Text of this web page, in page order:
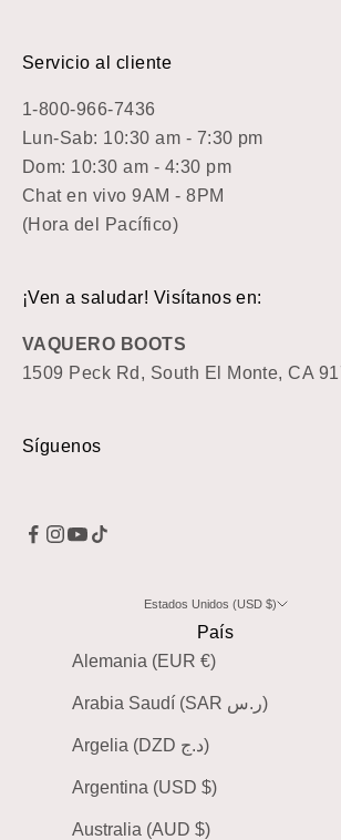
Servicio al cliente
1-800-966-7436
Lun-Sab: 10:30 am - 7:30 pm
Dom: 10:30 am - 4:30 pm
Chat en vivo 9AM - 8PM
(Hora del Pacífico)
¡Ven a saludar! Visítanos en:
VAQUERO BOOTS
1509 Peck Rd, South El Monte, CA
Síguenos
Estados Unidos (USD $)
País
Alemania (EUR €)
Arabia Saudí (SAR ر.س)
Argelia (DZD د.ج)
Argentina (USD $)
Australia (AUD $)